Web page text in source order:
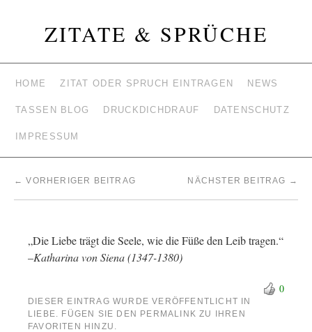
ZITATE & SPRÜCHE
HOME ZITAT ODER SPRUCH EINTRAGEN NEWS
TASSEN BLOG DRUCKDICHDRAUF DATENSCHUTZ
IMPRESSUM
← VORHERIGER BEITRAG NÄCHSTER BEITRAG →
„Die Liebe trägt die Seele, wie die Füße den Leib tragen.“
–Katharina von Siena (1347-1380)
0
DIESER EINTRAG WURDE VERÖFFENTLICHT IN
LIEBE. FÜGEN SIE DEN PERMALINK ZU IHREN
FAVORITEN HINZU.